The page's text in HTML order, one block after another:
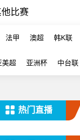
他比赛
法甲 澳超 韩K联
美超 亚洲杯 中台联
热门直播